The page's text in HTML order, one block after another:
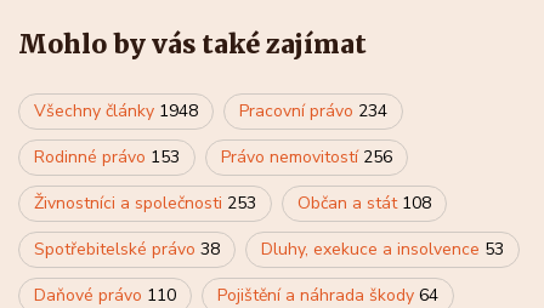
Mohlo by vás také zajímat
Všechny články 1948 Pracovní právo 234
Rodinné právo 153 Právo nemovitostí 256
Živnostníci a společnosti 253 Občan a stát 108
Spotřebitelské právo 38 Dluhy, exekuce a insolvence 53
Daňové právo 110 Pojištění a náhrada škody 64